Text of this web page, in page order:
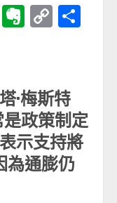
WeChat
Evernote
Copy
·梅斯特
是政策制定
示支持將
為通膨仍